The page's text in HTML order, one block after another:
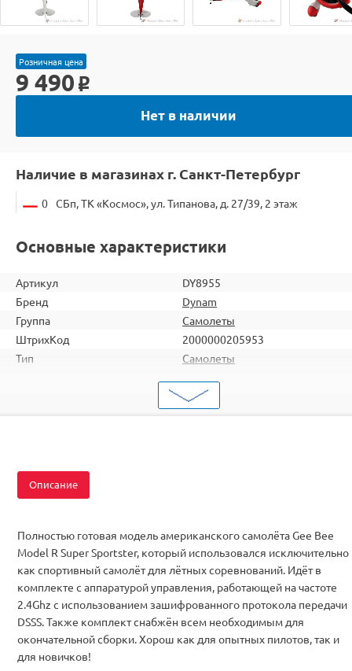
Розничная цена
9 490 o
Нет в наличии
Наличие в магазинах г. Санкт-Петербург
0 СБп, ТК «Космос», ул. Типанова, д. 27/39, 2 этаж
Основные характеристики
Артикул
DY8955
Бренд
Dynam
Группа
Самолеты
ШтрихКод
2000000205953
Тип
Самолеты
Бесколлекторные
Описание
Полностью готовая модель американского самолёта Gee Bee
Model R Super Sportster, который использовался исключительно
как спортивный самолёт для лётных соревнований. Идёт в
комплекте с аппаратурой управления, работающей на частоте
2.4Ghz с использованием зашифрованного протокола передачи
DSSS. Также комплект снабжён всем необходимым для
окончательной сборки. Хорош как для опытных пилотов, так и
для новичков!